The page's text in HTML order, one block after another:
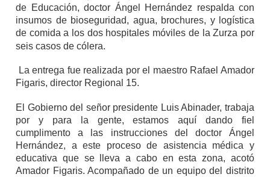
de Educación, doctor Ángel Hernández respalda con
insumos de bioseguridad, agua, brochures, y logística
de comida a los dos hospitales móviles de la Zurza por
seis casos de cólera.
La entrega fue realizada por el maestro Rafael Amador
Figaris, director Regional 15.
El Gobierno del señor presidente Luis Abinader, trabaja
por y para la gente, estamos aquí dando fiel
cumplimento a las instrucciones del doctor Ángel
Hernández, a este proceso de asistencia médica y
educativa que se lleva a cabo en esta zona, acotó
Amador Figaris. Acompañado de un equipo del distrito